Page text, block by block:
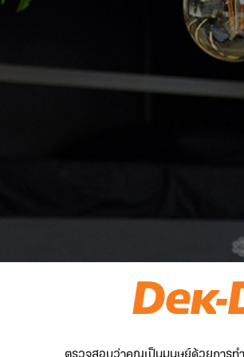
ตรวจสอบว่าคุณเป็นมนุษย์ด้วยการท